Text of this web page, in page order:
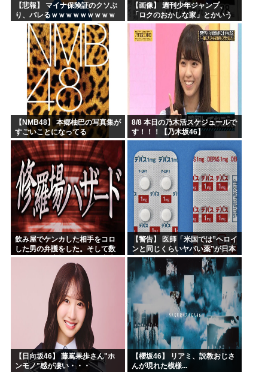
【悲報】 マイナ保険証のクソぶ
り、バレるｗｗｗｗｗｗｗｗｗ
【画像】 週刊少年ジャンプ、
「ロクのおかしな家」とかいう
微妙な漫画を巻頭カラーにした
せいで100万部切る
【NMB48】 本郷柚巴の写真集が
すごいことになってる
8/8 本日の乃木活スケジュールで
す！！！【乃木坂46】
飲み屋でケンカした相手をコロ
した男の弁護をした。そして数
年後、因果応報を思わせる出来
【警告】 医師「米国では”ヘロイ
ンと同じくらいヤバい薬”が日本
では平気で処方されてる」
【日向坂46】 藤嶌果歩さん"ホ
ンモノ"感が凄い・・・
【櫻坂46】 リアミ、説教おじさ
んが現れた模様...